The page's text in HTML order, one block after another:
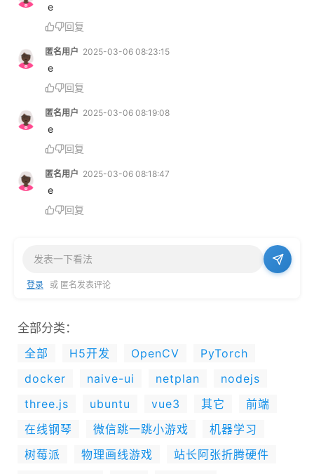
e
回复
匿名用户 2025-03-06 08:23:15
e
回复
匿名用户 2025-03-06 08:19:08
e
回复
匿名用户 2025-03-06 08:18:47
e
回复
登录 或 匿名发表评论
全部分类：
全部
H5开发 OpenCV
PyTorch
docker
naive-ui netplan
nodejs
three.js
ubuntu vue3 其它
前端
在线钢琴
微信跳一跳小游戏
机器学习
树莓派
物理画线游戏
站长阿张折腾硬件